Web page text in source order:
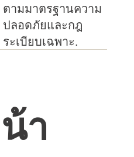
ตามมาตรฐานความ
ปลอดภัยและกฎ
ระเบียบเฉพาะ.
า